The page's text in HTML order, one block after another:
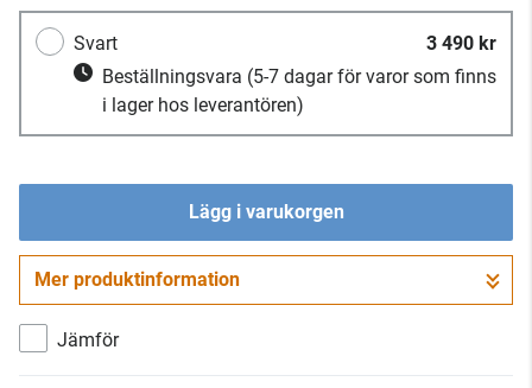
Svart
3 490 kr
Beställningsvara (5-7 dagar för varor som finns
i lager hos leverantören)
Lägg i varukorgen
Gå till kassan
Mer produktinformation
Jämför